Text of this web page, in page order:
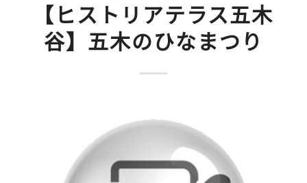
【ヒストリアテラス五木
谷】五木のひなまつり